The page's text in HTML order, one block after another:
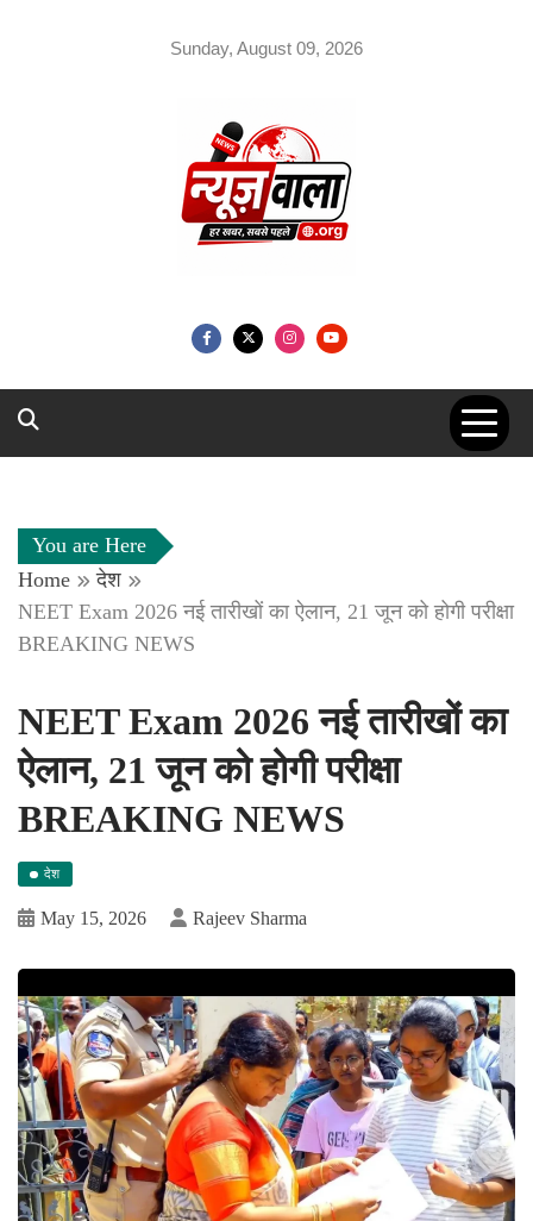
Sunday, August 09, 2026
You are Here
Home
देश
NEET Exam 2026 नई तारीखों का ऐलान, 21 जून को होगी परीक्षा
BREAKING NEWS
NEET Exam 2026 नई तारीखों का
ऐलान, 21 जून को होगी परीक्षा
BREAKING NEWS
देश
May 15, 2026 Rajeev Sharma